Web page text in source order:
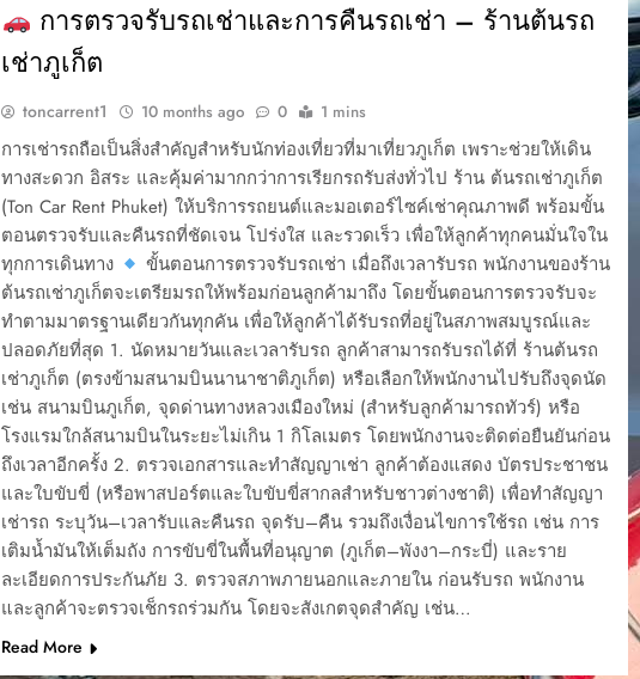
การตรวจรับรถเช่าและการคืนรถเช่า – ร้านต้นรถ
เช่าภูเก็ต
toncarrent1 10 months ago 0 1 mins
การเช่ารถถือเป็นสิ่งสำคัญสำหรับนักท่องเที่ยวที่มาเที่ยวภูเก็ต เพราะช่วยให้เดิน
ทางสะดวก อิสระ และคุ้มค่ามากกว่าการเรียกรถรับส่งทั่วไป ร้าน ต้นรถเช่าภูเก็ต
(Ton Car Rent Phuket) ให้บริการรถยนต์และมอเตอร์ไซค์เช่าคุณภาพดี พร้อมขั้น
ตอนตรวจรับและคืนรถที่ชัดเจน โปร่งใส และรวดเร็ว เพื่อให้ลูกค้าทุกคนมั่นใจใน
ทุกการเดินทาง
ขั้นตอนการตรวจรับรถเช่า เมื่อถึงเวลารับรถ พนักงานของร้าน
ต้นรถเช่าภูเก็ตจะเตรียมรถให้พร้อมก่อนลูกค้ามาถึง โดยขั้นตอนการตรวจรับจะ
ทำตามมาตรฐานเดียวกันทุกคัน เพื่อให้ลูกค้าได้รับรถที่อยู่ในสภาพสมบูรณ์และ
ปลอดภัยที่สุด 1. นัดหมายวันและเวลารับรถ ลูกค้าสามารถรับรถได้ที่ ร้านต้นรถ
เช่าภูเก็ต (ตรงข้ามสนามบินนานาชาติภูเก็ต) หรือเลือกให้พนักงานไปรับถึงจุดนัด
เช่น สนามบินภูเก็ต, จุดด่านทางหลวงเมืองใหม่ (สำหรับลูกค้ามารถทัวร์) หรือ
โรงแรมใกล้สนามบินในระยะไม่เกิน 1 กิโลเมตร โดยพนักงานจะติดต่อยืนยันก่อน
ถึงเวลาอีกครั้ง 2. ตรวจเอกสารและทำสัญญาเช่า ลูกค้าต้องแสดง บัตรประชาชน
และใบขับขี่ (หรือพาสปอร์ตและใบขับขี่สากลสำหรับชาวต่างชาติ) เพื่อทำสัญญา
เช่ารถ ระบุวัน–เวลารับและคืนรถ จุดรับ–คืน รวมถึงเงื่อนไขการใช้รถ เช่น การ
เติมน้ำมันให้เต็มถัง การขับขี่ในพื้นที่อนุญาต (ภูเก็ต–พังงา–กระบี่) และราย
ละเอียดการประกันภัย 3. ตรวจสภาพภายนอกและภายใน ก่อนรับรถ พนักงาน
และลูกค้าจะตรวจเช็กรถร่วมกัน โดยจะสังเกตจุดสำคัญ เช่น…
Read More